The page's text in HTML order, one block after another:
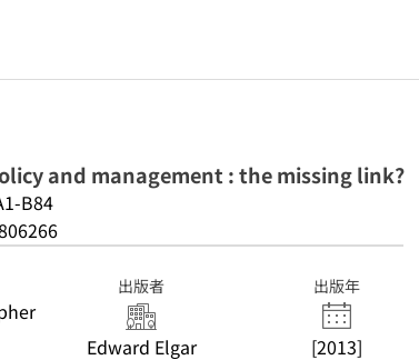
and management : the missing link?
B84
出版者
Edward Elgar
出版年
[2013]